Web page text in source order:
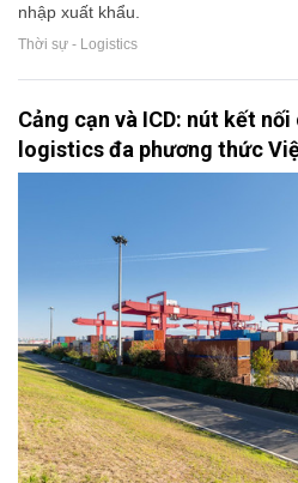
nhập xuất khẩu.
Thời sự - Logistics
Cảng cạn và ICD: nút kết
logistics đa phương thức